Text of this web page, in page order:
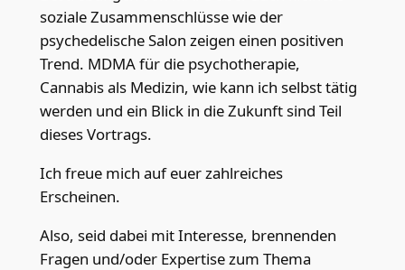
soziale Zusammenschlüsse wie der
psychedelische Salon zeigen einen positiven
Trend. MDMA für die psychotherapie,
Cannabis als Medizin, wie kann ich selbst tätig
werden und ein Blick in die Zukunft sind Teil
dieses Vortrags.
Ich freue mich auf euer zahlreiches
Erscheinen.
Also, seid dabei mit Interesse, brennenden
Fragen und/oder Expertise zum Thema